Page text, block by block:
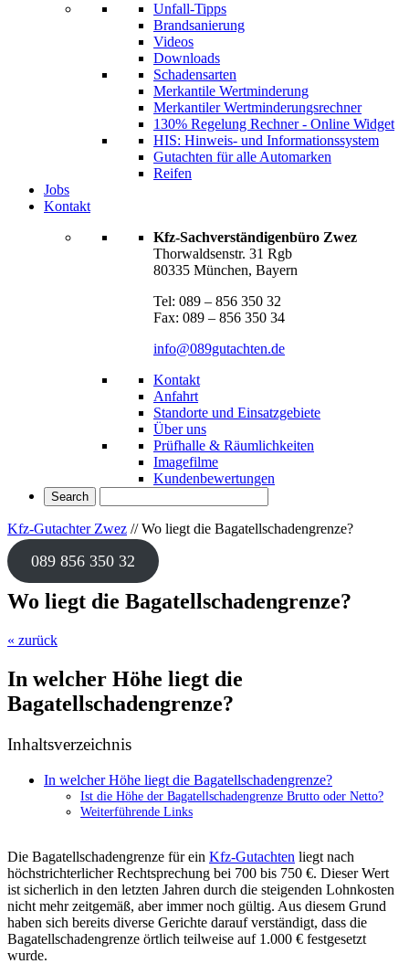
Unfall-Tipps
Brandsanierung
Videos
Downloads
Schadensarten
Merkantile Wertminderung
Merkantiler Wertminderungsrechner
130% Regelung Rechner - Online Widget
HIS: Hinweis- und Informationssystem
Gutachten für alle Automarken
Reifen
Jobs
Kontakt
Kfz-Sachverständigenbüro Zwez
Thorwaldsenstr. 31 Rgb
80335 München, Bayern
Tel: 089 – 856 350 32
Fax: 089 – 856 350 34
info@089gutachten.de
Kontakt
Anfahrt
Standorte und Einsatzgebiete
Über uns
Prüfhalle & Räumlichkeiten
Imagefilme
Kundenbewertungen
Kfz-Gutachter Zwez //Wo liegt die Bagatellschadengrenze?
089 856 350 32
Wo liegt die Bagatellschadengrenze?
« zurück
In welcher Höhe liegt die
Bagatellschadengrenze?
Inhaltsverzeichnis
In welcher Höhe liegt die Bagatellschadengrenze?
Ist die Höhe der Bagatellschadengrenze Brutto oder Netto?
Weiterführende Links
Die Bagatellschadengrenze für ein Kfz-Gutachten liegt nach
höchstrichterlicher Rechtsprechung bei 700 bis 750 €. Dieser Wert
ist sicherlich in den letzten Jahren durch die steigenden Lohnkosten
nicht mehr zeitgemäß, aber immer noch gültig. Aus diesem Grund
haben sich bereits diverse Gerichte darauf verständigt, dass die
Bagatellschadengrenze örtlich teilweise auf 1.000 € festgesetzt
wurde.